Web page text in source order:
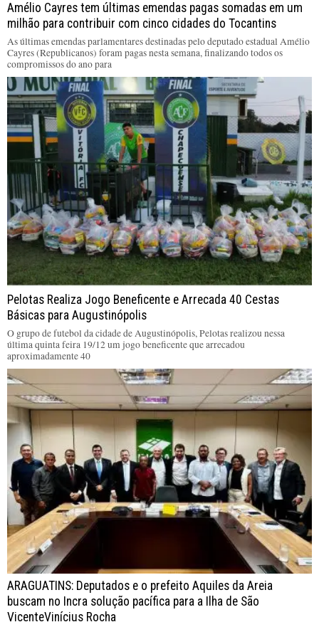
Amélio Cayres tem últimas emendas pagas somadas em um
milhão para contribuir com cinco cidades do Tocantins
As últimas emendas parlamentares destinadas pelo deputado estadual Amélio
Cayres (Republicanos) foram pagas nesta semana, finalizando todos os
compromissos do ano para
Pelotas Realiza Jogo Beneficente e Arrecada 40 Cestas
Básicas para Augustinópolis
O grupo de futebol da cidade de Augustinópolis, Pelotas realizou nessa
última quinta feira 19/12 um jogo beneficente que arrecadou
aproximadamente 40
ARAGUATINS: Deputados e o prefeito Aquiles da Areia
buscam no Incra solução pacífica para a Ilha de São
VicenteVinícius Rocha